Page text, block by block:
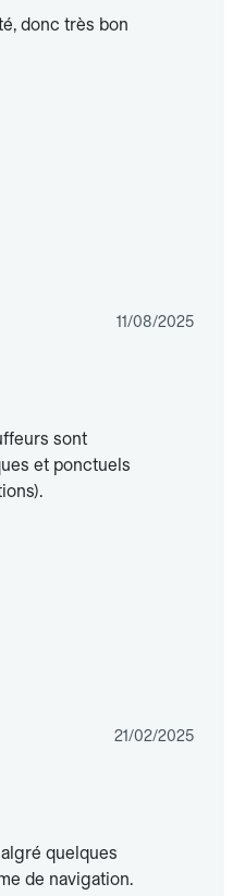
donc très bon
11/08/2025
sont
et ponctuels
21/02/2025
quelques
de navigation.